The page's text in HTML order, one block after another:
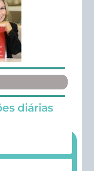
diárias